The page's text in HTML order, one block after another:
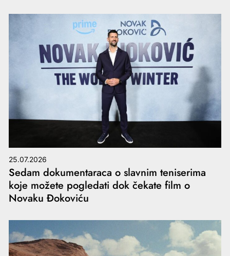
25.07.2026
Sedam dokumentaraca o slavnim teniserima
koje možete pogledati dok čekate film o
Novaku Đokoviću